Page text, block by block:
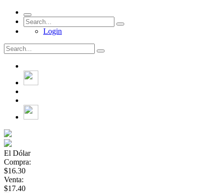
Login
El Dólar
Compra:
$16.30
Venta:
$17.40